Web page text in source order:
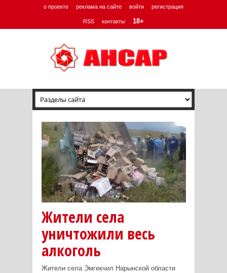
о проекте реклама на сайте войти регистрация
RSS контакты 18+
Жители села
уничтожили весь
алкоголь
Жители села Эмгекчил Нарынской области